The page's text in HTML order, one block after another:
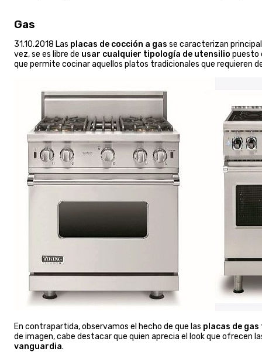
Gas
31.10.2018 Las placas de cocción a gas se caracterizan
vez, se es libre de usar cualquier tipología de utensilio puesto
que permite cocinar aquellos platos tradicionales que requieren
En contrapartida, observamos el hecho de que las placas de
de imagen, cabe destacar que quien aprecia el look que ofrecen
vanguardia.